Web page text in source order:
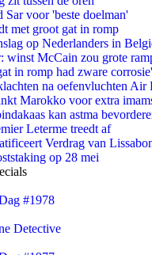
Sar voor 'beste doelman'
met groot gat in romp
op Nederlanders in
winst McCain zou grote
in romp had zware corrosie'
na oefenvluchten Air
Marokko voor extra
kan astma
Leterme treedt af
Verdrag van
op 28 mei
#1978
Detective